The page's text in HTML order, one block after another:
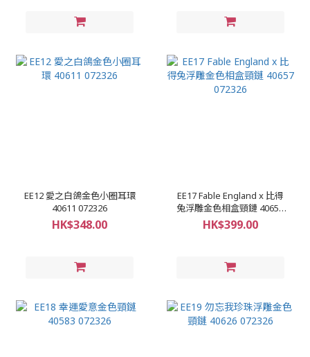
EE12 愛之白鴿金色小圈耳環
40611 072326
HK$348.00
EE17 Fable England x 比得
兔浮雕金色相盒頸鏈 40657
072326
HK$399.00